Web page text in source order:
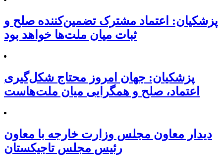
پزشکیان: اعتماد مشترک تضمین‌کننده صلح و
ثبات میان ملت‌ها خواهد بود
پزشکیان: جهان امروز محتاج شکل‌گیری
اعتماد، صلح و همگرایی میان ملت‌هاست
دیدار معاون مجلس وزارت خارجه با معاون
رئیس مجلس تاجیکستان